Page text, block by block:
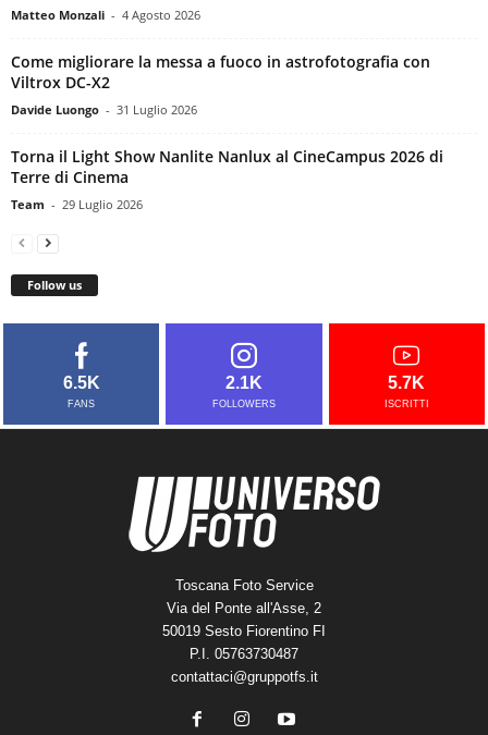
Matteo Monzali - 4 Agosto 2026
Come migliorare la messa a fuoco in astrofotografia con
Viltrox DC-X2
Davide Luongo - 31 Luglio 2026
Torna il Light Show Nanlite Nanlux al CineCampus 2026 di
Terre di Cinema
Team - 29 Luglio 2026
Follow us
6.5K
FANS
2.1K
FOLLOWERS
5.7K
ISCRITTI
Toscana Foto Service
Via del Ponte all'Asse, 2
50019 Sesto Fiorentino FI
P.I. 05763730487
contattaci@gruppotfs.it